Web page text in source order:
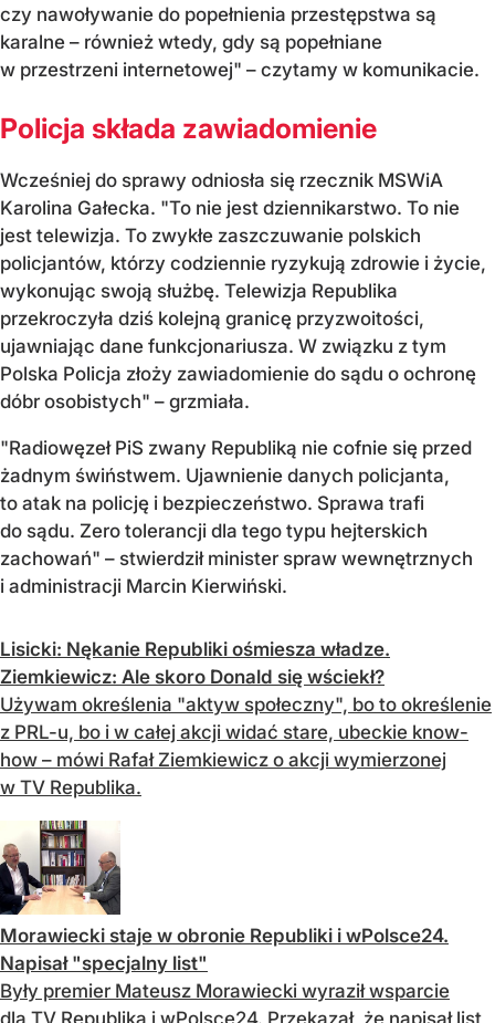
czy nawoływanie do popełnienia przestępstwa są
karalne – również wtedy, gdy są popełniane
w przestrzeni internetowej" – czytamy w komunikacie.
Policja składa zawiadomienie
Wcześniej do sprawy odniosła się rzecznik MSWiA
Karolina Gałecka. "To nie jest dziennikarstwo. To nie
jest telewizja. To zwykłe zaszczuwanie polskich
policjantów, którzy codziennie ryzykują zdrowie i życie,
wykonując swoją służbę. Telewizja Republika
przekroczyła dziś kolejną granicę przyzwoitości,
ujawniając dane funkcjonariusza. W związku z tym
Polska Policja złoży zawiadomienie do sądu o ochronę
dóbr osobistych" – grzmiała.
"Radiowęzeł PiS zwany Republiką nie cofnie się przed
żadnym świństwem. Ujawnienie danych policjanta,
to atak na policję i bezpieczeństwo. Sprawa trafi
do sądu. Zero tolerancji dla tego typu hejterskich
zachowań" – stwierdził minister spraw wewnętrznych
i administracji Marcin Kierwiński.
Lisicki: Nękanie Republiki ośmiesza władze.
Ziemkiewicz: Ale skoro Donald się wściekł?
Używam określenia "aktyw społeczny", bo to określenie
z PRL-u, bo i w całej akcji widać stare, ubeckie know-
how – mówi Rafał Ziemkiewicz o akcji wymierzonej
w TV Republika.
Morawiecki staje w obronie Republiki i wPolsce24.
Napisał "specjalny list"
Były premier Mateusz Morawiecki wyraził wsparcie
dla TV Republika i wPolsce24. Przekazał, że napisał list